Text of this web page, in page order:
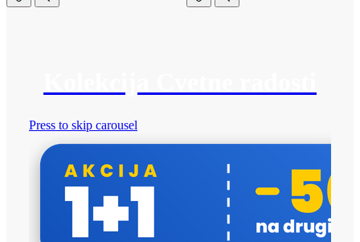
Press to skip carousel